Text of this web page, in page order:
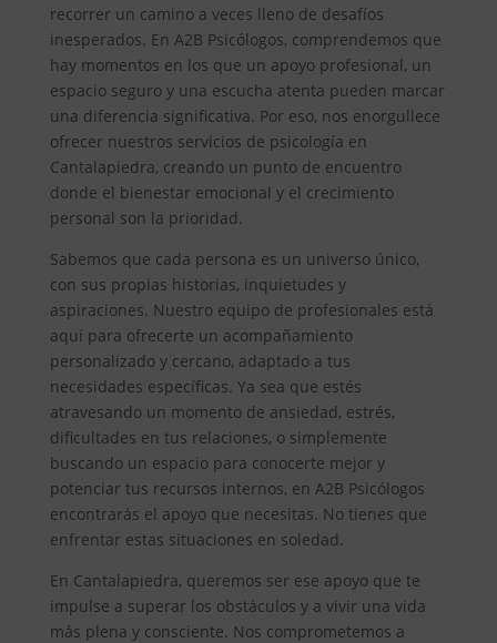
recorrer un camino a veces lleno de desafíos
inesperados. En A2B Psicólogos, comprendemos que
hay momentos en los que un apoyo profesional, un
espacio seguro y una escucha atenta pueden marcar
una diferencia significativa. Por eso, nos enorgullece
ofrecer nuestros servicios de psicología en
Cantalapiedra, creando un punto de encuentro
donde el bienestar emocional y el crecimiento
personal son la prioridad.
Sabemos que cada persona es un universo único,
con sus propias historias, inquietudes y
aspiraciones. Nuestro equipo de profesionales está
aquí para ofrecerte un acompañamiento
personalizado y cercano, adaptado a tus
necesidades específicas. Ya sea que estés
atravesando un momento de ansiedad, estrés,
dificultades en tus relaciones, o simplemente
buscando un espacio para conocerte mejor y
potenciar tus recursos internos, en A2B Psicólogos
encontrarás el apoyo que necesitas. No tienes que
enfrentar estas situaciones en soledad.
En Cantalapiedra, queremos ser ese apoyo que te
impulse a superar los obstáculos y a vivir una vida
más plena y consciente. Nos comprometemos a